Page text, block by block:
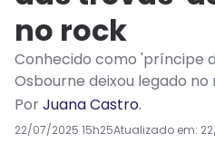
no rock
Conhecido como 'príncipe
Osbourne deixou legado no
PorJuana Castro.
22/07/2025 15h25Atualizado em: